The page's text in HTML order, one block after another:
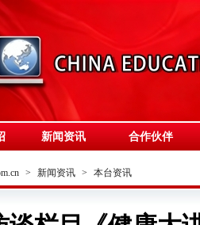
新闻资讯 合作伙伴
> 新闻资讯 > 本台资讯